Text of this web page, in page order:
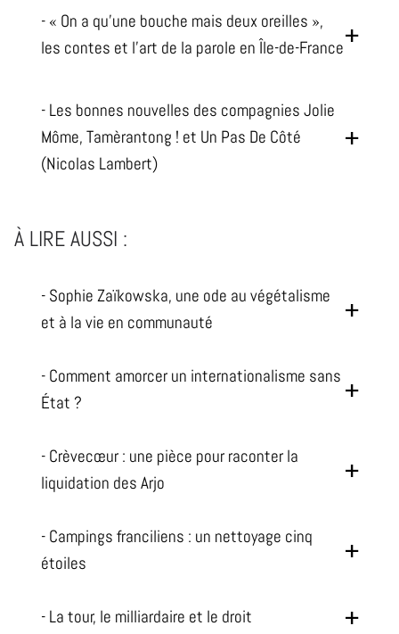
- « On a qu’une bouche mais deux oreilles »,
les contes et l’art de la parole en Île-de-France
- Les bonnes nouvelles des compagnies Jolie
Môme, Tamèrantong ! et Un Pas De Côté
(Nicolas Lambert)
À LIRE AUSSI :
- Sophie Zaïkowska, une ode au végétalisme
et à la vie en communauté
- Comment amorcer un internationalisme sans
État ?
- Crèvecœur : une pièce pour raconter la
liquidation des Arjo
- Campings franciliens : un nettoyage cinq
étoiles
- La tour, le milliardaire et le droit